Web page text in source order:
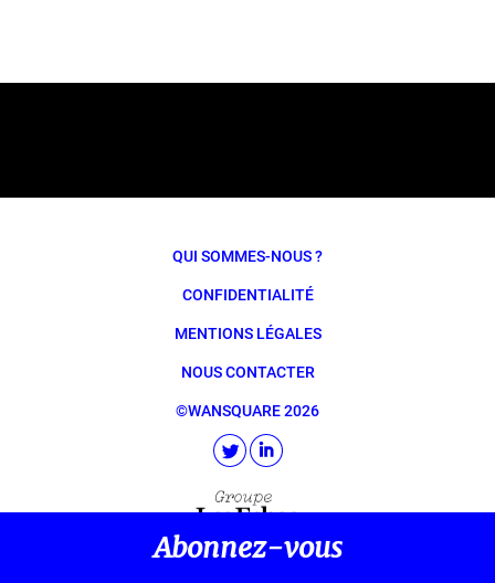
QUI SOMMES-NOUS ?
CONFIDENTIALITÉ
MENTIONS LÉGALES
NOUS CONTACTER
©WANSQUARE 2026
Abonnez-vous